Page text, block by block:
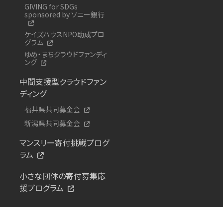
GIVING for SDGs
sponsored by ソニー銀行
ケイズハウスNPO助成プロ
グラム
ゆめ・まちクラウドファンディ
ング
中間支援型クラウドファン
ディング
福井県共同募金会
新潟県共同募金会
マンスリー寄付挑戦プログ
ラム
小さな団体の寄付募集応
援プログラム